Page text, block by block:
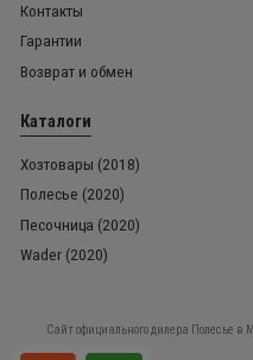
Контакты
Гарантии
Возврат и обмен
Каталоги
Хозтовары (2018)
Полесье (2020)
Песочница (2020)
Wader (2020)
Сайт официального дилера Полесье в